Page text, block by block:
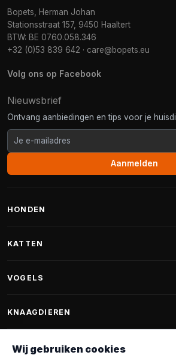
Bopets, Herman Johan
Stationsstraat 157, 9450 Haaltert
BTW: BE 0760.058.346
+32 (0)53 839 642 · care@bopets.eu
Volg ons op Facebook
Nieuwsbrief
Ontvang aanbiedingen en tips voor je
Aanmelden
HONDEN
Fantail hondenmanden
Hondenspeelgoed
KATTEN
Krabpalen voor Maine Coon
VOGELS
Vogelvoer binnenvogels
Voederhuisjes
KNAAGDIEREN
Wij gebruiken cookies